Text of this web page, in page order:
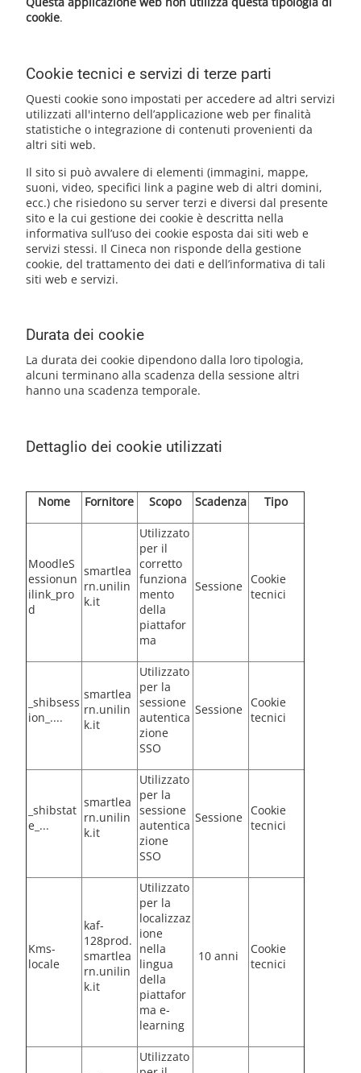
cookie.
Cookie tecnici e servizi di terze parti
Questi cookie sono impostati per accedere ad altri servizi
utilizzati all'interno dell’applicazione web per finalità
statistiche o integrazione di contenuti provenienti da
altri siti web.
Il sito si può avvalere di elementi (immagini, mappe,
suoni, video, specifici link a pagine web di altri domini,
ecc.) che risiedono su server terzi e diversi dal presente
sito e la cui gestione dei cookie è descritta nella
informativa sull’uso dei cookie esposta dai siti web e
servizi stessi. Il Cineca non risponde della gestione
cookie, del trattamento dei dati e dell’informativa di tali
siti web e servizi.
Durata dei cookie
La durata dei cookie dipendono dalla loro tipologia,
alcuni terminano alla scadenza della sessione altri
hanno una scadenza temporale.
Dettaglio dei cookie utilizzati
Nome Fornitore Scopo Scadenza Tipo
MoodleS
essionun
ilink_pro
d
smartlea
rn.unilin
k.it
Utilizzato
per il
corretto
funziona
mento
della
piattafor
ma
Sessione
Cookie
tecnici
_shibsess
ion_....
smartlea
rn.unilin
k.it
Utilizzato
per la
sessione
autentica
zione
SSO
Sessione
Cookie
tecnici
_shibstat
e_...
smartlea
rn.unilin
k.it
Utilizzato
per la
sessione
autentica
zione
SSO
Sessione
Cookie
tecnici
Kms-
locale
kaf-
128prod.
smartlea
rn.unilin
k.it
Utilizzato
per la
localizzaz
ione
nella
lingua
della
piattafor
ma e-
learning
10 anni
Cookie
tecnici
Utilizzato